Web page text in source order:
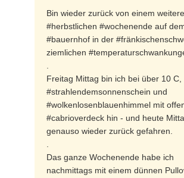
Bin wieder zurück von einem
#herbstlichen #wochenende auf
#bauernhof in der
ziemlichen
Freitag Mittag bin ich bei über 10 C,
#strahlendemsonnenschein und
#wolkenlosenblauenhimmel mit
#cabrioverdeck hin - und heute
genauso wieder zurück gefahren.
Das ganze Wochenende habe ich
nachmittags mit einem dünnen